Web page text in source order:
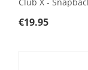
€19.95